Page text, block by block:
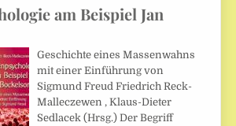
am Beispiel Jan
Geschichte eines Massenwahns
mit einer Einführung von
Sigmund Freud Friedrich Reck-
Malleczewen , Klaus-Dieter
Sedlacek (Hrsg.) Der Begriff